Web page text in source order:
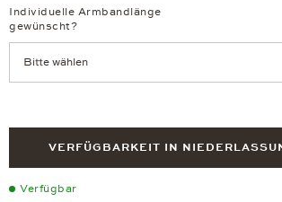
Individuelle Armbandlänge
gewünscht?
VERFÜGBARKEIT IN
Verfügbar